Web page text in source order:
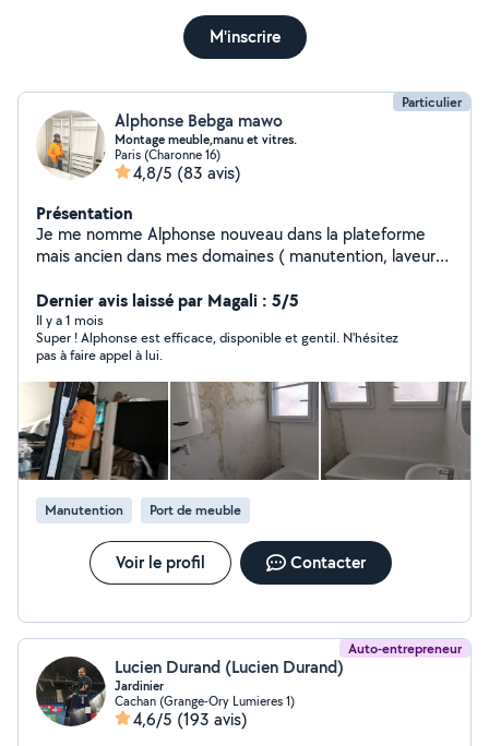
M'inscrire
Particulier
Alphonse Bebga mawo
Montage meuble,manu et vitres.
Paris (Charonne 16)
4,8/5 (83 avis)
Présentation
Je me nomme Alphonse nouveau dans la plateforme
mais ancien dans mes domaines ( manutention, laveur
Homme fiable, respectueux ,sourire, dynamique et
Dernier avis laissé par Magali : 5/5
Il y a 1 mois
Super ! Alphonse est efficace, disponible et gentil. N'hésitez
pas à faire appel à lui.
Manutention Port de meuble
Voir le profil Contacter
Auto-entrepreneur
Lucien Durand (Lucien Durand)
Jardinier
Cachan (Grange-Ory Lumieres 1)
4,6/5 (193 avis)